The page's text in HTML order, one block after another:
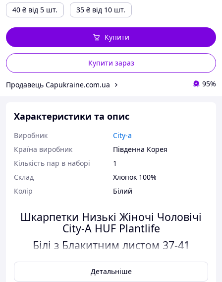
40 ₴ від 5 шт. 35 ₴ від 10 шт.
Купити зараз
Купити
Продавець Capukraine.com.ua 95%
Характеристики та опис
Виробник
City-a
Країна виробник
Південна Корея
Кількість пар в наборі
1
Склад
Хлопок 100%
Колір
Білий
Шкарпетки Низькі Жіночі Чоловічі
City-A HUF Plantlife
Білі з Блакитним листом 37-41
Характеристики:
Детальніше